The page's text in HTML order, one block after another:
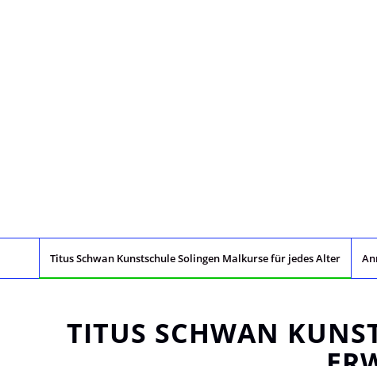
Titus Schwan Kunstschule Solingen Malkurse für jedes Alter
TITUS SCHWAN